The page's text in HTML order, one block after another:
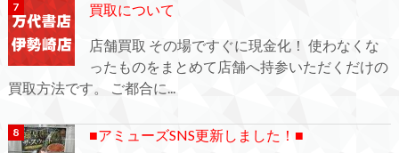
買取について
店舗買取 その場ですぐに現金化！ 使わなくな
ったものをまとめて店舗へ持参いただくだけの
買取方法です。 ご都合に...
■アミューズSNS更新しました！■